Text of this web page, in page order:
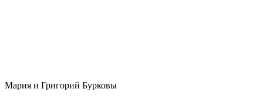
Мария и Григорий Бурковы